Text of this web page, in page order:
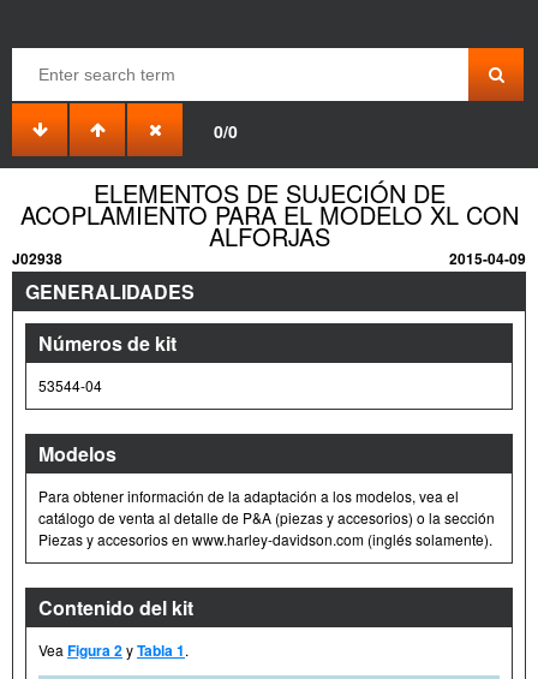
0/0
ELEMENTOS DE SUJECIÓN DE
ACOPLAMIENTO PARA EL MODELO XL CON
ALFORJAS
J02938 2015-04-09
GENERALIDADES
Números de kit
53544-04
Modelos
Para obtener información de la adaptación a los modelos, vea el
catálogo de venta al detalle de P&A (piezas y accesorios) o la sección
Piezas y accesorios en www.harley-davidson.com (inglés solamente).
Contenido del kit
Vea Figura 2yTabla 1.